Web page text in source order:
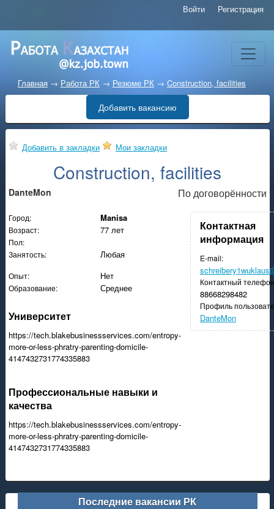
Войти Регистрация
Главная → Работа РК→ Резюме РК→ Construction, facilities
Добавить вакансию
Добавить в закладки Мои закладки
Construction, facilities
DanteMon По договорённости
Город: Manisa
Возраст: 77 лет
Пол:
Занятость:
Любая
Опыт: Нет
Образование: Среднее
Университет
https://tech.blakebusinessservices.com/entropy-
more-or-less-phratry-parenting-domicile-
4147432731774335883
Профессиональные навыки и
качества
https://tech.blakebusinessservices.com/entropy-
more-or-less-phratry-parenting-domicile-
4147432731774335883
Контактная
информация
E-mail:
Контактный
88668298482
Профиль
DanteMon
Последние вакансии РК